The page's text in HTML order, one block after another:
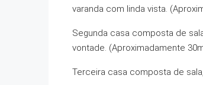
varanda com linda vista.
Segunda casa composta de
vontade. (Aproximadamente
Terceira casa composta de